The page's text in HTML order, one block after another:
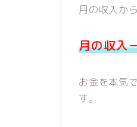
月の収入か
月の収入
お金を本気
す。